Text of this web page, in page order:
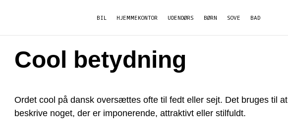
BIL HJEMMEKONTOR UDENDØRS BØRN SOVE BAD
Cool betydning
Ordet cool på dansk oversættes ofte til fedt eller sejt. Det bruges til at
beskrive noget, der er imponerende, attraktivt eller stilfuldt.